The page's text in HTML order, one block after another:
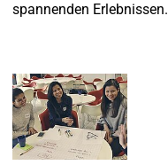
spannenden Erlebnissen.